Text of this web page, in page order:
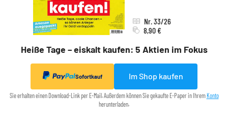
Heiße Tage – eiskalt kaufen: 5 Aktien im Fokus
Nr. 33/26
8,90 €
Sofortkauf Im Shop kaufen
Sie erhalten einen Download-Link per E-Mail. Außerdem können Sie gekaufte E-Paper in IhremKonto
herunterladen.